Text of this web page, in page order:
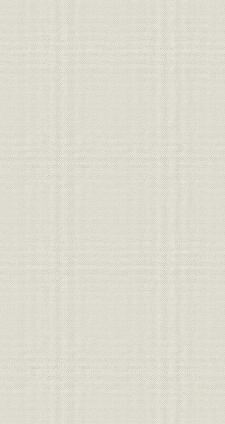
製造工程;施設 化成品
名誉 線材工場御視察中の両陛下 昭和29年8
役員 所長 香春三樹次
役員 所長 佐藤正義
生産;施設 当所主要設備ならびに生産能力 昭和33年3
生産
富士製鉄全社と当所の全国対比
生産高//富士製鉄各作業所の生産
高比較
昭和31年度
生産
本道の鉄鉱石産額と当所出銑量
との対照表
明治39年
役員 現役員
役員 現役員
役員 現役員
役員 現役員